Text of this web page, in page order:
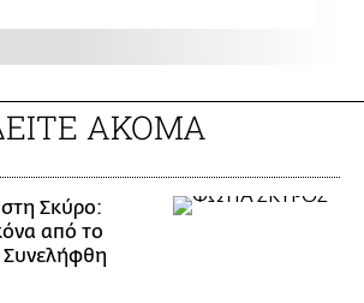
ΑΚΟΜΑ
Σκύρο:
από το
Συνελήφθη